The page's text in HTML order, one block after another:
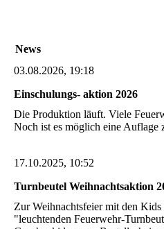
News
03.08.2026, 19:18
Einschulungs- aktion 2026
Die Produktion läuft. Viele
Noch ist es möglich eine Auflage
17.10.2025, 10:52
Turnbeutel Weihnachtsaktion
Zur Weihnachtsfeier mit den
"leuchtenden Feuerwehr-